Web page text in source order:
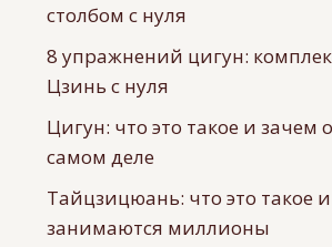
столбом с нуля
8 упражнений цигун:
Цзинь с нуля
Цигун: что это такое и зачем
самом деле
Тайцзицюань: что это такое
занимаются миллионы